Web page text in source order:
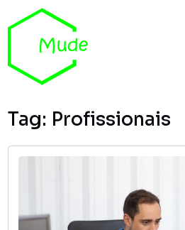
Skip to content
Tag: Profissionais